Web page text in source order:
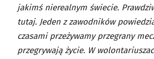
jakimś nierealnym świecie.
tutaj. Jeden z zawodników
czasami przeżywamy przegrany
przegrywają życie. W